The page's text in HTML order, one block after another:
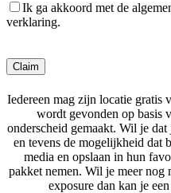
Ik ga akkoord met de
verklaring.
Iedereen mag zijn locatie gratis
wordt gevonden op basis
onderscheid gemaakt. Wil je
en tevens de mogelijkheid dat
media en opslaan in hun
pakket nemen. Wil je meer nog
exposure dan kan je